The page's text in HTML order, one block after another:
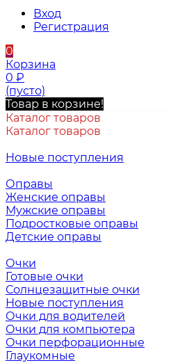
Вход
Регистрация
0
Корзина
0 ₽
(пусто)
Товар в корзине!
Каталог товаров
Каталог товаров
Новые поступления
Оправы
Женские оправы
Мужские оправы
Подростковые оправы
Детские оправы
Очки
Готовые очки
Солнцезащитные очки
Новые поступления
Очки для водителей
Очки для компьютера
Очки перфорационные
Глаукомные